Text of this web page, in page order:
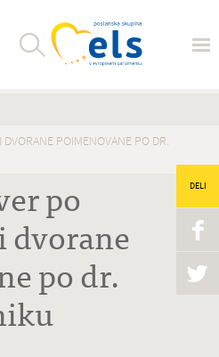
POIMENOVANE PO DR.
po
po dr.
DELI